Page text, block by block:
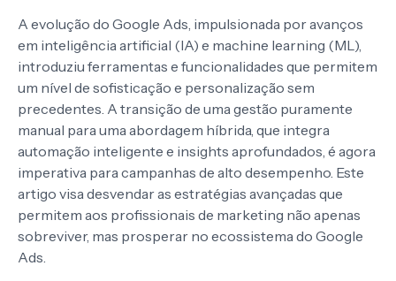
A evolução do Google Ads, impulsionada por avanços
em inteligência artificial (IA) e machine learning (ML),
introduziu ferramentas e funcionalidades que permitem
um nível de sofisticação e personalização sem
precedentes. A transição de uma gestão puramente
manual para uma abordagem híbrida, que integra
automação inteligente e insights aprofundados, é agora
imperativa para campanhas de alto desempenho. Este
artigo visa desvendar as estratégias avançadas que
permitem aos profissionais de marketing não apenas
sobreviver, mas prosperar no ecossistema do Google
Ads.